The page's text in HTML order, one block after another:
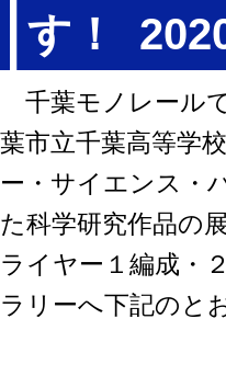
す！
千葉モノレール
葉市立千葉高等学
ー・サイエンス・
た科学研究作品の
ライヤー１編成・
ラリーへ下記のと